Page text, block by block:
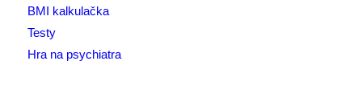
BMI kalkulačka
Testy
Hra na psychiatra